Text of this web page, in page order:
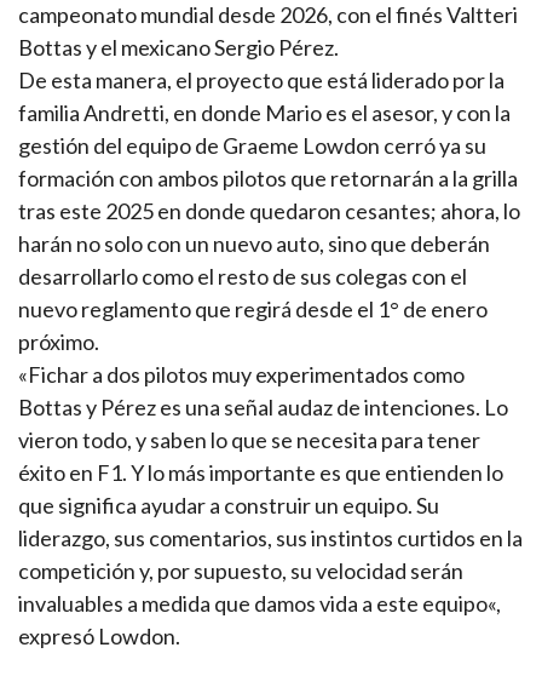
campeonato mundial desde 2026, con el finés Valtteri
Bottas y el mexicano Sergio Pérez.
De esta manera, el proyecto que está liderado por la
familia Andretti, en donde Mario es el asesor, y con la
gestión del equipo de Graeme Lowdon cerró ya su
formación con ambos pilotos que retornarán a la grilla
tras este 2025 en donde quedaron cesantes; ahora, lo
harán no solo con un nuevo auto, sino que deberán
desarrollarlo como el resto de sus colegas con el
nuevo reglamento que regirá desde el 1° de enero
próximo.
«Fichar a dos pilotos muy experimentados como
Bottas y Pérez es una señal audaz de intenciones. Lo
vieron todo, y saben lo que se necesita para tener
éxito en F1. Y lo más importante es que entienden lo
que significa ayudar a construir un equipo. Su
liderazgo, sus comentarios, sus instintos curtidos en la
competición y, por supuesto, su velocidad serán
invaluables a medida que damos vida a este equipo«,
expresó Lowdon.